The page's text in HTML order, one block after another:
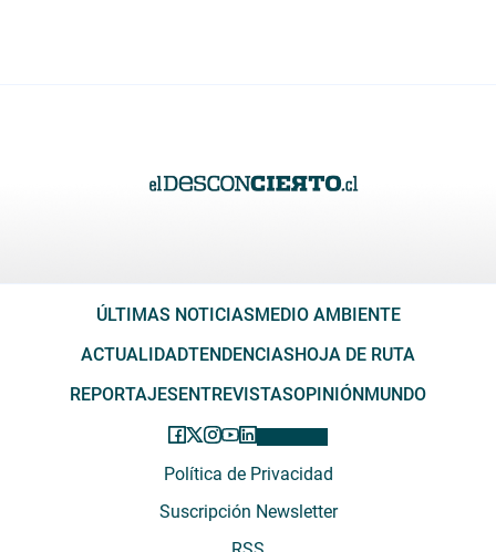
ÚLTIMAS NOTICIASMEDIO AMBIENTE
ACTUALIDADTENDENCIASHOJA DE RUTA
REPORTAJESENTREVISTASOPINIÓNMUNDO
Política de Privacidad
Suscripción Newsletter